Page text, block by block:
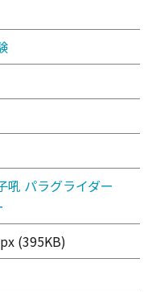
吼 パラグライダー
(395KB)